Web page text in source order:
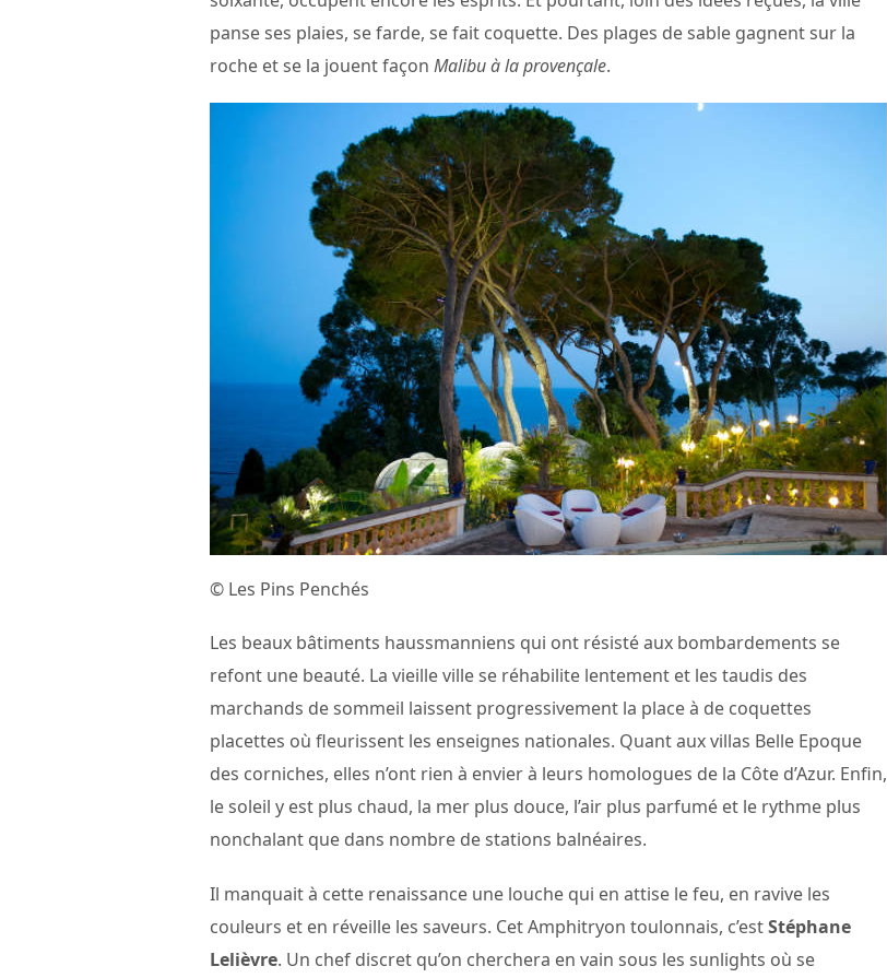
panse ses plaies, se farde, se fait coquette. Des plages de sable gagnent sur la
roche et se la jouent façon Malibu à la provençale.
© Les Pins Penchés
Les beaux bâtiments haussmanniens qui ont résisté aux bombardements se
refont une beauté. La vieille ville se réhabilite lentement et les taudis des
marchands de sommeil laissent progressivement la place à de coquettes
placettes où fleurissent les enseignes nationales. Quant aux villas Belle Epoque
des corniches, elles n’ont rien à envier à leurs homologues de la Côte d’Azur. Enfin,
le soleil y est plus chaud, la mer plus douce, l’air plus parfumé et le rythme plus
nonchalant que dans nombre de stations balnéaires.
Il manquait à cette renaissance une louche qui en attise le feu, en ravive les
couleurs et en réveille les saveurs. Cet Amphitryon toulonnais, c’estStéphane
Lelièvre. Un chef discret qu’on cherchera en vain sous les sunlights où se